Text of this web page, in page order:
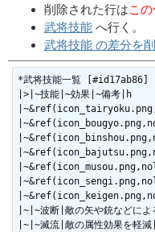
削除された行はこ
武将技能 へ行く。
武将技能 の差分を
*武将技能一覧 [#id17ab86]
|>|~技能|~効果|~備考|h
|~|~波断|敵の矢や銃などによ
|~|~滅流|敵の属性効果を軽減